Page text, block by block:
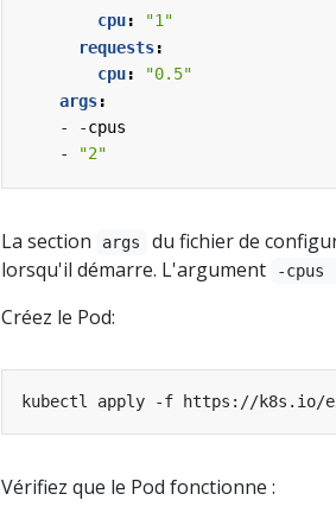
cpu:
"1"
requests:
cpu:
"0.5"
args:
- -cpus
-
"2"
La section args
du fichier de
lorsqu'il démarre. L'argument
-cpus
Créez le Pod:
kubectl apply -f https://k8s.io/
Vérifiez que le Pod fonctionne :